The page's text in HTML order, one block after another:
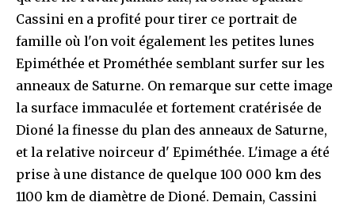
Cassini en a profité pour tirer ce portrait de
famille où l'on voit également les petites lunes
Epiméthée et Prométhée semblant surfer sur les
anneaux de Saturne. On remarque sur cette image
la surface immaculée et fortement cratérisée de
Dioné la finesse du plan des anneaux de Saturne,
et la relative noirceur d' Epiméthée. L'image a été
prise à une distance de quelque 100 000 km des
1100 km de diamètre de Dioné. Demain, Cassini